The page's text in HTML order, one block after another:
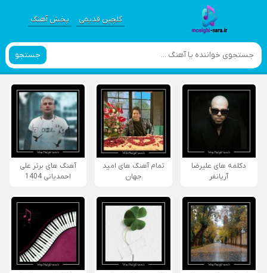
گلچین قدیمی پخش آهنگ
جستجو
دکلمه های علیرضا
آریانفر
تمام آهنگ های امید
جهان
آهنگ های برتر علی
احمدیانی 1404